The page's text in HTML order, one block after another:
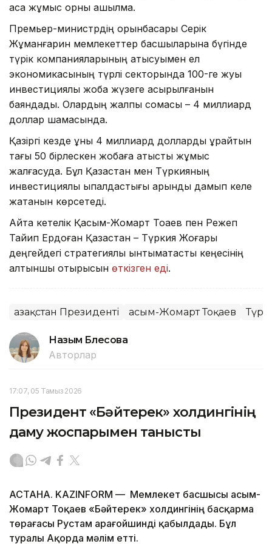
аса жұмыс орны ашылмақ.
Премьер-министрдің орынбасары Серік
Жұманғарин мемлекеттер басшыларына бүгінде
түрік компанияларының қатысуымен ел
экономикасының түрлі секторында 100-ге жуық
инвестициялық жоба жүзеге асырылғанын
баяндады. Олардың жалпы сомасы – 4 миллиард
доллар шамасында.
Қазіргі кезде құны 4 миллиард долларды құрайтын
тағы 50 бірлескен жобаға қатысты жұмыс
жалғасуда. Бұл Қазақстан мен Түркияның
инвестициялық ықпалдастығы қарқынды дамып келе
жатқанын көрсетеді.
Айта кетелік Қасым-Жомарт Тоқаев пен Режеп
Тайип Ердоған Қазақстан – Түркия Жоғары
деңгейдегі стратегиялық ынтымақтастық кеңесінің
алтыншы отырысын өткізген еді.
Қазақстан Президенті Қасым-Жомарт Тоқаев
Назым Бөлесова
Авторлар
17:07, 05 Тамыз 2026
Президент «Бәйтерек» холдингінің
даму жоспарымен танысты
АСТАНА. KAZINFORM — Мемлекет басшысы Қасым-
Жомарт Тоқаев «Бәйтерек» холдингінің басқарма
төрағасы Рустам Қарағойшинді қабылдады. Бұл
туралы Ақорда мәлім етті.